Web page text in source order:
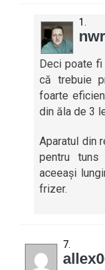
Deci poate
că trebuie
foarte
din ăla de 3
Aparatul din
pentru
aceeași
frizer.